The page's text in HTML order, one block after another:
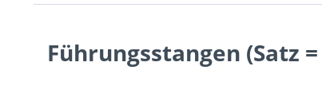
Führungsstangen (Satz